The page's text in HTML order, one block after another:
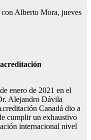
Alberto Mora, jueves
enero de 2021 en el
Alejandro Dávila
Canadá dio a
cumplir un exhaustivo
internacional nivel